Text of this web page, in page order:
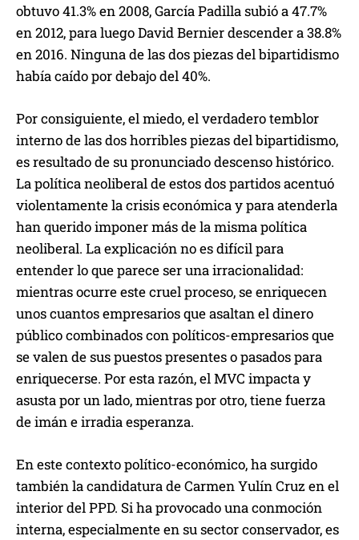
obtuvo 41.3% en 2008, García Padilla subió a 47.7%
en 2012, para luego David Bernier descender a 38.8%
en 2016. Ninguna de las dos piezas del bipartidismo
había caído por debajo del 40%.
Por consiguiente, el miedo, el verdadero temblor
interno de las dos horribles piezas del bipartidismo,
es resultado de su pronunciado descenso histórico.
La política neoliberal de estos dos partidos acentuó
violentamente la crisis económica y para atenderla
han querido imponer más de la misma política
neoliberal. La explicación no es difícil para
entender lo que parece ser una irracionalidad:
mientras ocurre este cruel proceso, se enriquecen
unos cuantos empresarios que asaltan el dinero
público combinados con políticos-empresarios que
se valen de sus puestos presentes o pasados para
enriquecerse. Por esta razón, el MVC impacta y
asusta por un lado, mientras por otro, tiene fuerza
de imán e irradia esperanza.
En este contexto político-económico, ha surgido
también la candidatura de Carmen Yulín Cruz en el
interior del PPD. Si ha provocado una conmoción
interna, especialmente en su sector conservador, es